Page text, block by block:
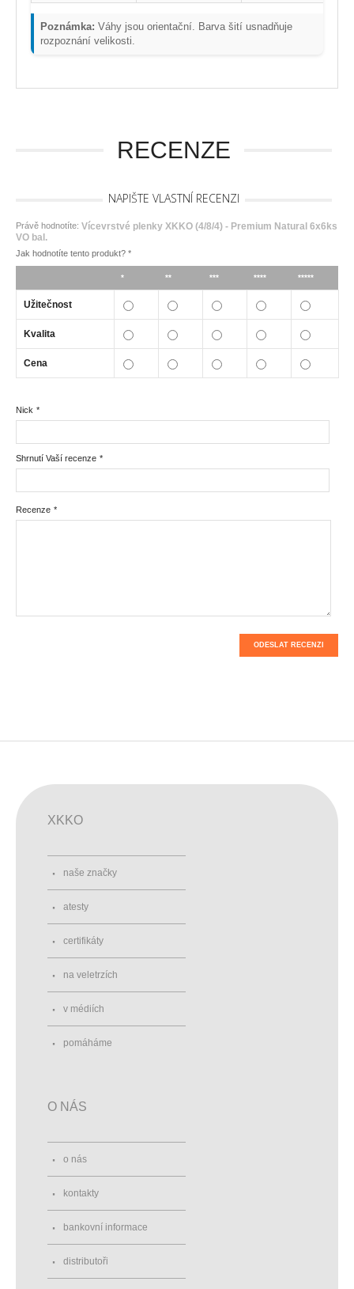
Poznámka: Váhy jsou orientační. Barva šití usnadňuje
rozpoznání velikosti.
RECENZE
NAPIŠTE VLASTNÍ RECENZI
Právě hodnotíte: Vícevrstvé plenky XKKO (4/8/4) - Premium Natural 6x6ks
VO bal.
Jak hodnotíte tento produkt? *
* ** *** **** *****
Užitečnost
Kvalita
Cena
*
Nick
*
Shrnutí Vaší recenze
*
Recenze
ODESLAT RECENZI
XKKO
naše značky
atesty
certifikáty
na veletrzích
v médiích
pomáháme
O NÁS
o nás
kontakty
bankovní informace
distributoři